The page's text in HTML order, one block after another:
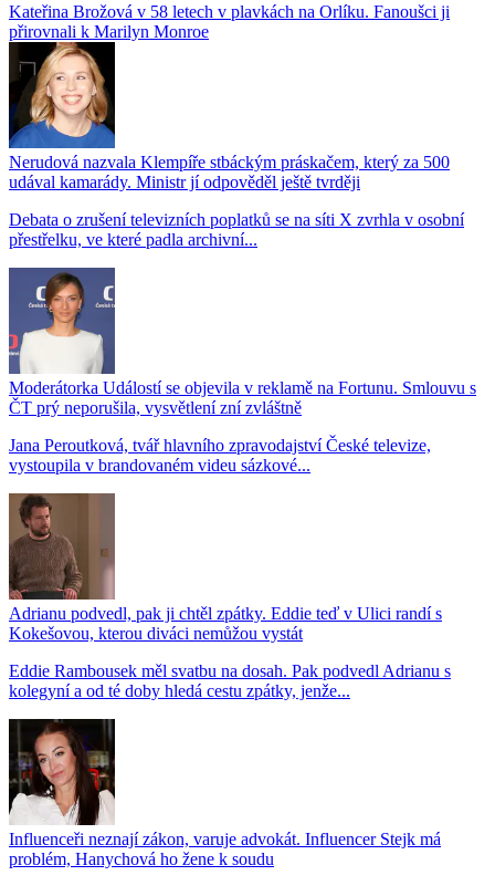
Kateřina Brožová v 58 letech v plavkách na Orlíku. Fanoušci ji
přirovnali k Marilyn Monroe
Nerudová nazvala Klempíře stbáckým práskačem, který za 500
udával kamarády. Ministr jí odpověděl ještě tvrději
Debata o zrušení televizních poplatků se na síti X zvrhla v osobní
přestřelku, ve které padla archivní...
Moderátorka Událostí se objevila v reklamě na Fortunu. Smlouvu s
ČT prý neporušila, vysvětlení zní zvláštně
Jana Peroutková, tvář hlavního zpravodajství České televize,
vystoupila v brandovaném videu sázkové...
Adrianu podvedl, pak ji chtěl zpátky. Eddie teď v Ulici randí s
Kokešovou, kterou diváci nemůžou vystát
Eddie Rambousek měl svatbu na dosah. Pak podvedl Adrianu s
kolegyní a od té doby hledá cestu zpátky, jenže...
Influenceři neznají zákon, varuje advokát. Influencer Stejk má
problém, Hanychová ho žene k soudu